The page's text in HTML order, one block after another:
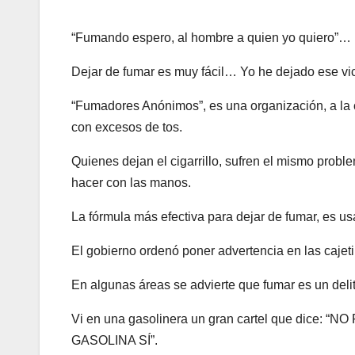
“Fumando espero, al hombre a quien yo
Dejar de fumar es muy fácil… Yo he dejado ese
“Fumadores Anónimos”, es una organización, a
con excesos de tos.
Quienes dejan el cigarrillo, sufren el mismo
hacer con las manos.
La fórmula más efectiva para dejar de fumar, es
El gobierno ordenó poner advertencia en las
En algunas áreas se advierte que fumar es un
Vi en una gasolinera un gran cartel que dice:
GASOLINA SÍ”.